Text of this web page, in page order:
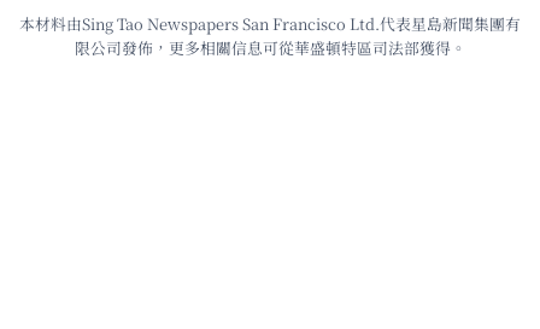
本材料由Sing Tao Newspapers San Francisco Ltd.代表星島新聞集團有
限公司發佈，更多相關信息可從華盛頓特區司法部獲得。